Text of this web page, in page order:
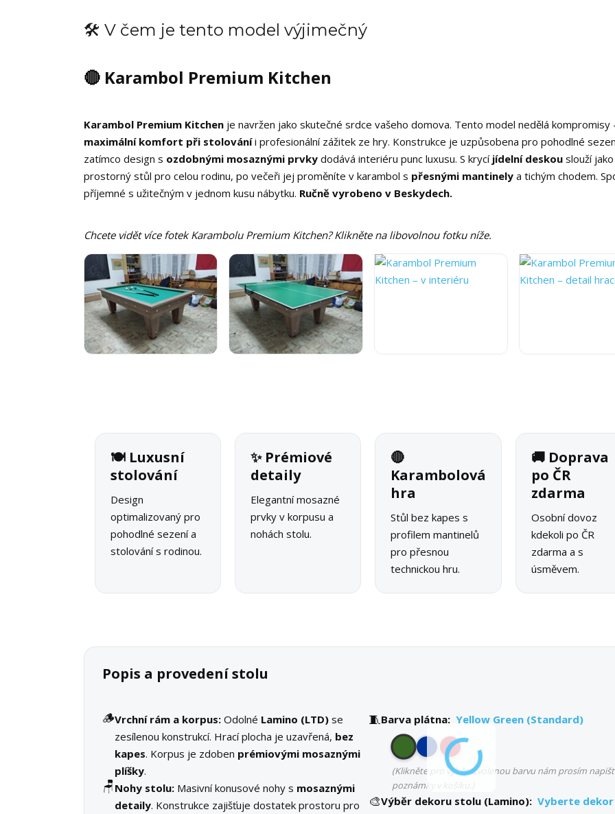
🛠️ V čem je tento model výjimečný
🔴 Karambol Premium Kitchen
Karambol Premium Kitchen je navržen jako skutečné srdce vašeho domova. Tento model nedělá kompromisy
maximální komfort při stolováníi profesionální zážitek ze hry. Konstrukce je uzpůsobena pro pohodlné
zatímco design s ozdobnými mosaznými prvky dodává interiéru punc luxusu. S krycí jídelní deskou slouží jako
prostorný stůl pro celou rodinu, po večeři jej proměníte v karambol s přesnými mantinely a tichým chodem.
příjemné s užitečným v jednom kusu nábytku. Ručně vyrobeno v Beskydech.
Chcete vidět více fotek Karambolu Premium Kitchen? Klikněte na libovolnou fotku níže.
🍽️ Luxusní
stolování
Design
optimalizovaný pro
pohodlné sezení a
stolování s rodinou.
✨ Prémiové
detaily
Elegantní mosazné
prvky v korpusu a
nohách stolu.
🔴
Karambolová
hra
Stůl bez kapes s
profilem mantinelů
pro přesnou
technickou hru.
🚚 Doprava
po ČR
zdarma
Osobní dovoz
kdekoli po ČR
zdarma a s
úsměvem.
Popis a provedení stolu
🪵Vrchní rám a korpus: Odolné Lamino (LTD) se
zesílenou konstrukcí. Hrací plocha je uzavřená, bez
kapes. Korpus je zdoben prémiovými mosaznými
plíšky.
🪑 Nohy stolu: Masivní konusové nohy s mosaznými
detaily. Konstrukce zajišťuje dostatek prostoru pro
🧵Barva plátna: Yellow Green (Standard)
(Klikněte pro výběr. Zvolenou barvu nám prosím
poznámky v košíku.)
🎨Výběr dekoru stolu (Lamino): Vyberte dekor